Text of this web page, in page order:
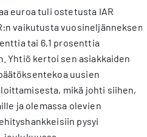
euroa tuli ostetusta IAR
vaikutusta vuosineljänneksen
tai 6,1 prosenttia
Yhtiö kertoi sen asiakkaiden
uusien
mikä johti siihen,
ja olemassa olevien
pysyi